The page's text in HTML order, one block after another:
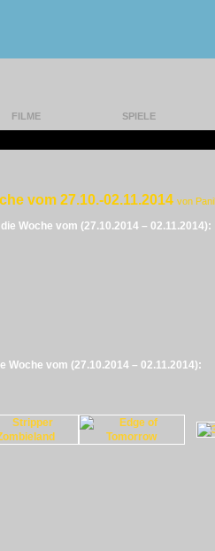
FILME SPIELE
vom 27.10.-02.11.2014 von
Woche vom (27.10.2014 – 02.11.2014):
Woche vom (27.10.2014 – 02.11.2014):